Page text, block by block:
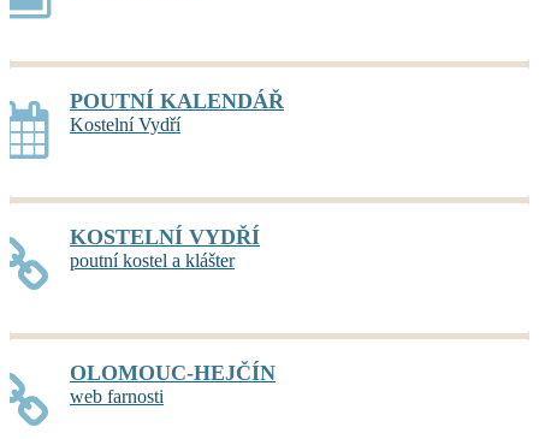
POUTNÍ KALENDÁŘ
Kostelní Vydří
KOSTELNÍ VYDŘÍ
poutní kostel a klášter
OLOMOUC-HEJČÍN
web farnosti